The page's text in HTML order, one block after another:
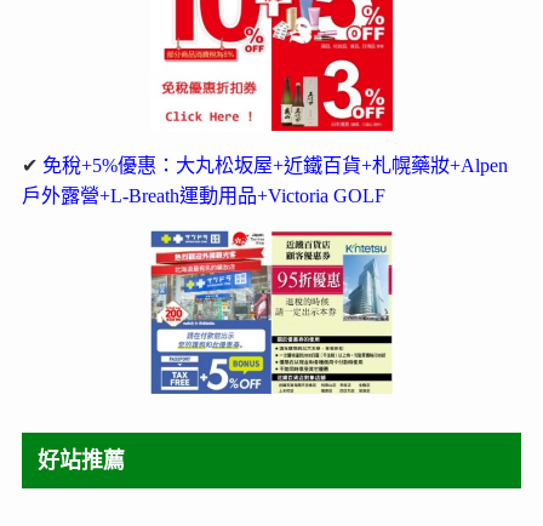
✔ 免稅+5%優惠：大丸松坂屋+近鐵百貨+札幌藥妝+Alpen
戶外露營+L-Breath運動用品+Victoria GOLF
好站推薦